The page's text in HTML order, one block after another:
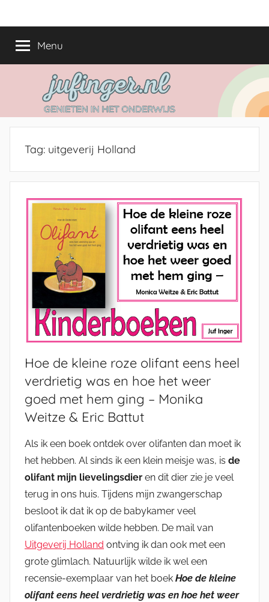
naarjufinger.nl
het
onderwijs
Menu
Tag: uitgeverij Holland
Hoe de kleine roze olifant eens heel
verdrietig was en hoe het weer
goed met hem ging – Monika
Weitze & Eric Battut
Als ik een boek ontdek over olifanten dan moet ik
het hebben. Al sinds ik een klein meisje was, is de
olifant mijn lievelingsdier en dit dier zie je veel
terug in ons huis. Tijdens mijn zwangerschap
besloot ik dat ik op de babykamer veel
olifantenboeken wilde hebben. De mail van
Uitgeverij Holland ontving ik dan ook met een
grote glimlach. Natuurlijk wilde ik wel een
recensie-exemplaar van het boek Hoe de kleine
olifant eens heel verdrietig was en hoe het weer